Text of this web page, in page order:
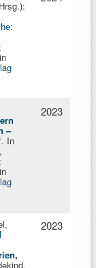
:
–
. In
2023
2023